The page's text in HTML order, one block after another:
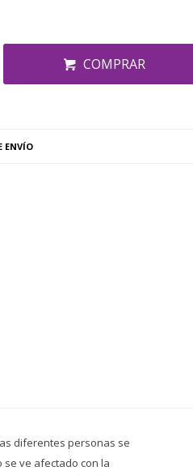
COMPRAR
ENVÍO
diferentes personas se
ve afectado con la